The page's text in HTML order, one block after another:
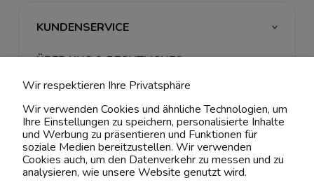
KUNDENSERVICE
ÜBER UNS & RECHTLICHES
MEIN ACCOUNT
BELIEBTE KATEGORIEN
Wir respektieren Ihre Privatsphäre
Wir verwenden Cookies und ähnliche Technologien, um
Ihre Einstellungen zu speichern, personalisierte Inhalte
und Werbung zu präsentieren und Funktionen für
soziale Medien bereitzustellen. Wir verwenden
Cookies auch, um den Datenverkehr zu messen und zu
analysieren, wie unsere Website genutzt wird.